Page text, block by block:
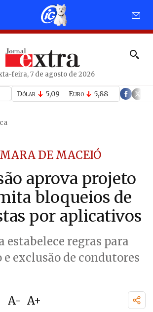
feira, 7 de agosto de 2026
Dólar 5,09 Euro 5,88
DE MACEIÓ
aprova projeto
bloqueios de
por aplicativos
estabelece regras para
e exclusão de condutores
A- A+